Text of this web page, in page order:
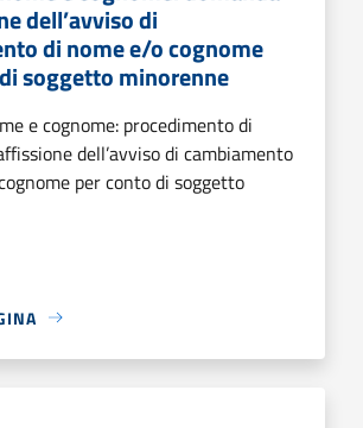
dell’avviso di
di nome e/o cognome
soggetto minorenne
e cognome: procedimento di
dell’avviso di cambiamento
per conto di soggetto